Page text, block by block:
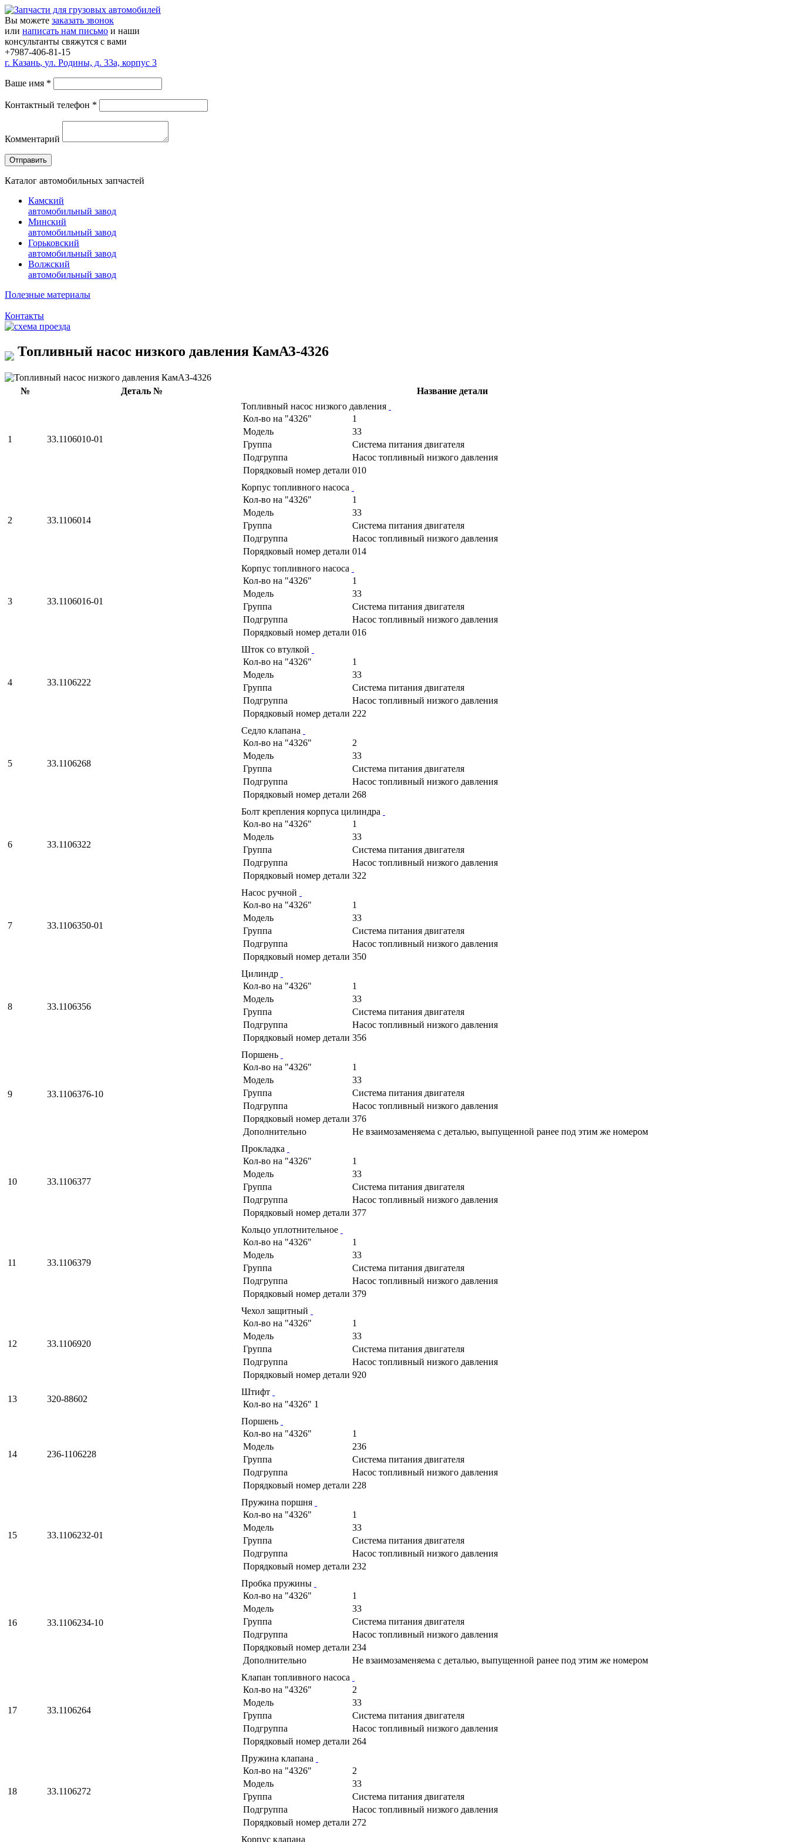
Вы можете заказать звонок
или написать нам письмо и наши
консультанты свяжутся с вами
+7987-406-81-15
г. Казань, ул. Родины, д. 33а, корпус 3
Ваше имя *
Контактный телефон *
Комментарий
Каталог автомобильных запчастей
Камский
автомобильный завод
Минский
автомобильный завод
Горьковский
автомобильный завод
Волжский
автомобильный завод
Полезные материалы
Контакты
Топливный насос низкого давления КамАЗ-4326
№ Деталь № Название детали
1 33.1106010-01
Топливный насос низкого давления
Кол-во на "4326"
1
Модель
33
Группа
Cистема питания двигателя
Подгруппа
Насос топливный низкого давления
Порядковый номер детали 010
2 33.1106014
Корпус топливного насоса
Кол-во на "4326"
1
Модель
33
Группа
Cистема питания двигателя
Подгруппа
Насос топливный низкого давления
Порядковый номер детали 014
3 33.1106016-01
Корпус топливного насоса
Кол-во на "4326"
1
Модель
33
Группа
Cистема питания двигателя
Подгруппа
Насос топливный низкого давления
Порядковый номер детали 016
4 33.1106222
Шток со втулкой
Кол-во на "4326"
1
Модель
33
Группа
Cистема питания двигателя
Подгруппа
Насос топливный низкого давления
Порядковый номер детали 222
5 33.1106268
Седло клапана
Кол-во на "4326"
2
Модель
33
Группа
Cистема питания двигателя
Подгруппа
Насос топливный низкого давления
Порядковый номер детали 268
6 33.1106322
Болт крепления корпуса цилиндра
Кол-во на "4326"
1
Модель
33
Группа
Cистема питания двигателя
Подгруппа
Насос топливный низкого давления
Порядковый номер детали 322
7 33.1106350-01
Насос ручной
Кол-во на "4326"
1
Модель
33
Группа
Cистема питания двигателя
Подгруппа
Насос топливный низкого давления
Порядковый номер детали 350
8 33.1106356
Цилиндр
Кол-во на "4326"
1
Модель
33
Группа
Cистема питания двигателя
Подгруппа
Насос топливный низкого давления
Порядковый номер детали 356
9 33.1106376-10
Поршень
Кол-во на "4326"
1
Модель
33
Группа
Cистема питания двигателя
Подгруппа
Насос топливный низкого давления
Порядковый номер детали 376
Дополнительно
Не взаимозаменяема с деталью, выпущенной ранее под этим же номером
10 33.1106377
Прокладка
Кол-во на "4326"
1
Модель
33
Группа
Cистема питания двигателя
Подгруппа
Насос топливный низкого давления
Порядковый номер детали 377
11 33.1106379
Кольцо уплотнительное
Кол-во на "4326"
1
Модель
33
Группа
Cистема питания двигателя
Подгруппа
Насос топливный низкого давления
Порядковый номер детали 379
12 33.1106920
Чехол защитный
Кол-во на "4326"
1
Модель
33
Группа
Cистема питания двигателя
Подгруппа
Насос топливный низкого давления
Порядковый номер детали 920
13 320-88602
Штифт
Кол-во на "4326" 1
14 236-1106228
Поршень
Кол-во на "4326"
1
Модель
236
Группа
Cистема питания двигателя
Подгруппа
Насос топливный низкого давления
Порядковый номер детали 228
15 33.1106232-01
Пружина поршня
Кол-во на "4326"
1
Модель
33
Группа
Cистема питания двигателя
Подгруппа
Насос топливный низкого давления
Порядковый номер детали 232
16 33.1106234-10
Пробка пружины
Кол-во на "4326"
1
Модель
33
Группа
Cистема питания двигателя
Подгруппа
Насос топливный низкого давления
Порядковый номер детали 234
Дополнительно
Не взаимозаменяема с деталью, выпущенной ранее под этим же номером
17 33.1106264
Клапан топливного насоса
Кол-во на "4326"
2
Модель
33
Группа
Cистема питания двигателя
Подгруппа
Насос топливный низкого давления
Порядковый номер детали 264
18 33.1106272
Пружина клапана
Кол-во на "4326"
2
Модель
33
Группа
Cистема питания двигателя
Подгруппа
Насос топливный низкого давления
Порядковый номер детали 272
Корпус клапана